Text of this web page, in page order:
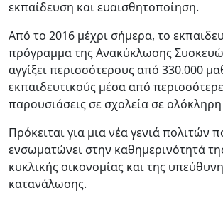
εκπαίδευση και ευαισθητοποίηση.
Από το 2016 μέχρι σήμερα, το
πρόγραμμα της Ανακύκλωσης
αγγίξει περισσότερους από 330.000
εκπαιδευτικούς μέσα από
παρουσιάσεις σε σχολεία σε
Πρόκειται για μια νέα γενιά πολιτών
ενσωματώνει στην καθημερινότητά
κυκλικής οικονομίας και της
κατανάλωσης.